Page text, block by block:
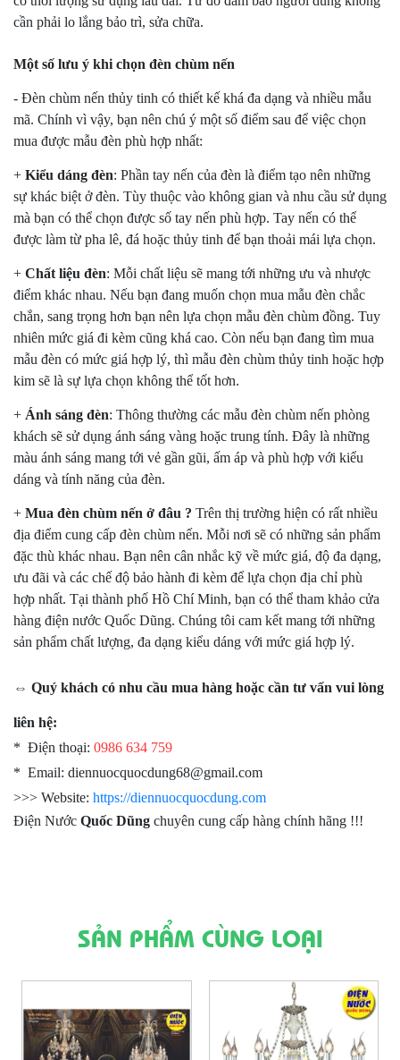
cần phải lo lắng bảo trì, sửa chữa.
Một số lưu ý khi chọn đèn chùm nến
- Đèn chùm nến thủy tinh có thiết kế khá đa dạng và nhiều mẫu
mã. Chính vì vậy, bạn nên chú ý một số điểm sau để việc chọn
mua được mẫu đèn phù hợp nhất:
+ Kiểu dáng đèn: Phần tay nến của đèn là điểm tạo nên những
sự khác biệt ở đèn. Tùy thuộc vào không gian và nhu cầu sử dụng
mà bạn có thể chọn được số tay nến phù hợp. Tay nến có thể
được làm từ pha lê, đá hoặc thủy tinh để bạn thoải mái lựa chọn.
+ Chất liệu đèn: Mỗi chất liệu sẽ mang tới những ưu và nhược
điểm khác nhau. Nếu bạn đang muốn chọn mua mẫu đèn chắc
chắn, sang trọng hơn bạn nên lựa chọn mẫu đèn chùm đồng. Tuy
nhiên mức giá đi kèm cũng khá cao. Còn nếu bạn đang tìm mua
mẫu đèn có mức giá hợp lý, thì mẫu đèn chùm thủy tinh hoặc hợp
kim sẽ là sự lựa chọn không thể tốt hơn.
+ Ánh sáng đèn: Thông thường các mẫu đèn chùm nến phòng
khách sẽ sử dụng ánh sáng vàng hoặc trung tính. Đây là những
màu ánh sáng mang tới vẻ gần gũi, ấm áp và phù hợp với kiểu
dáng và tính năng của đèn.
+ Mua đèn chùm nến ở đâu ? Trên thị trường hiện có rất nhiều
địa điểm cung cấp đèn chùm nến. Mỗi nơi sẽ có những sản phẩm
đặc thù khác nhau. Bạn nên cân nhắc kỹ về mức giá, độ đa dạng,
ưu đãi và các chế độ bảo hành đi kèm để lựa chọn địa chỉ phù
hợp nhất. Tại thành phố Hồ Chí Minh, bạn có thể tham khảo cửa
hàng điện nước Quốc Dũng. Chúng tôi cam kết mang tới những
sản phẩm chất lượng, đa dạng kiểu dáng với mức giá hợp lý.
⇔ Quý khách có nhu cầu mua hàng hoặc cần tư vấn vui lòng
liên hệ:
* Điện thoại: 0986 634 759
* Email: diennuocquocdung68@gmail.com
>>> Website: https://diennuocquocdung.com
Điện Nước Quốc Dũng chuyên cung cấp hàng chính hãng !!!
SẢN PHẨM CÙNG LOẠI